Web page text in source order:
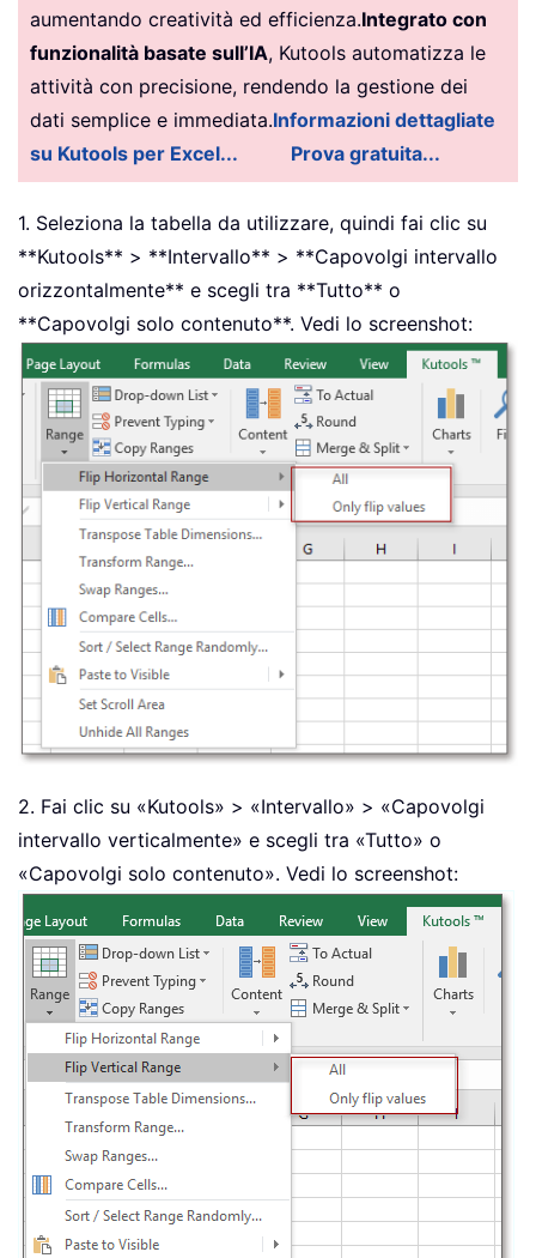
aumentando creatività ed efficienza.Integrato con
funzionalità basate sull’IA, Kutools automatizza le
attività con precisione, rendendo la gestione dei
dati semplice e immediata.Informazioni dettagliate
su Kutools per Excel...
Prova gratuita...
1. Seleziona la tabella da utilizzare, quindi fai clic su
**Kutools** > **Intervallo** > **Capovolgi intervallo
orizzontalmente** e scegli tra **Tutto** o
**Capovolgi solo contenuto**. Vedi lo screenshot:
2. Fai clic su «Kutools» > «Intervallo» > «Capovolgi
intervallo verticalmente» e scegli tra «Tutto» o
«Capovolgi solo contenuto». Vedi lo screenshot: